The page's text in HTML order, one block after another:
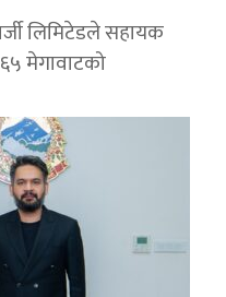
लिमिटेडले सहायक
मेगावाटको